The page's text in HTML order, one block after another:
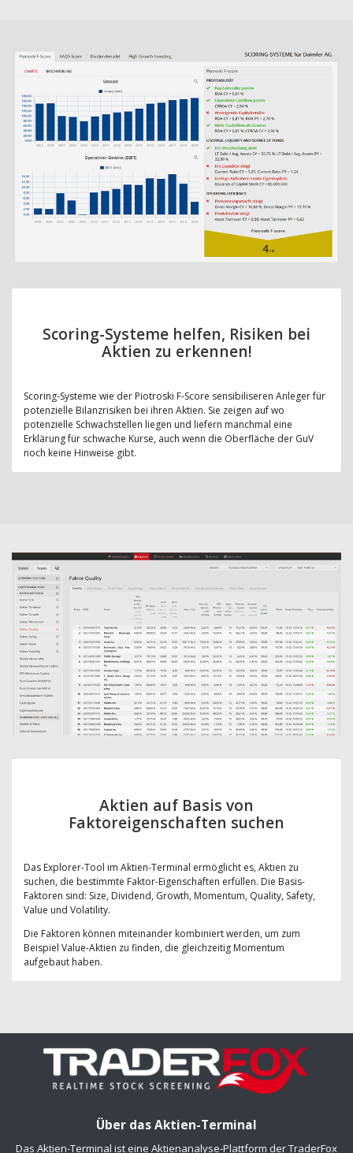
Scoring-Systeme helfen, Risiken bei
Aktien zu erkennen!
Scoring-Systeme wie der Piotroski F-Score sensibiliseren Anleger für
potenzielle Bilanzrisiken bei ihren Aktien. Sie zeigen auf wo
potenzielle Schwachstellen liegen und liefern manchmal eine
Erklärung für schwache Kurse, auch wenn die Oberfläche der GuV
noch keine Hinweise gibt.
Aktien auf Basis von
Faktoreigenschaften suchen
Das Explorer-Tool im Aktien-Terminal ermöglicht es, Aktien zu
suchen, die bestimmte Faktor-Eigenschaften erfüllen. Die Basis-
Faktoren sind: Size, Dividend, Growth, Momentum, Quality, Safety,
Value und Volatility.
Die Faktoren können miteinander kombiniert werden, um zum
Beispiel Value-Aktien zu finden, die gleichzeitig Momentum
aufgebaut haben.
Über das Aktien-Terminal
Das Aktien-Terminal ist eine Aktienanalyse-Plattform der TraderFox